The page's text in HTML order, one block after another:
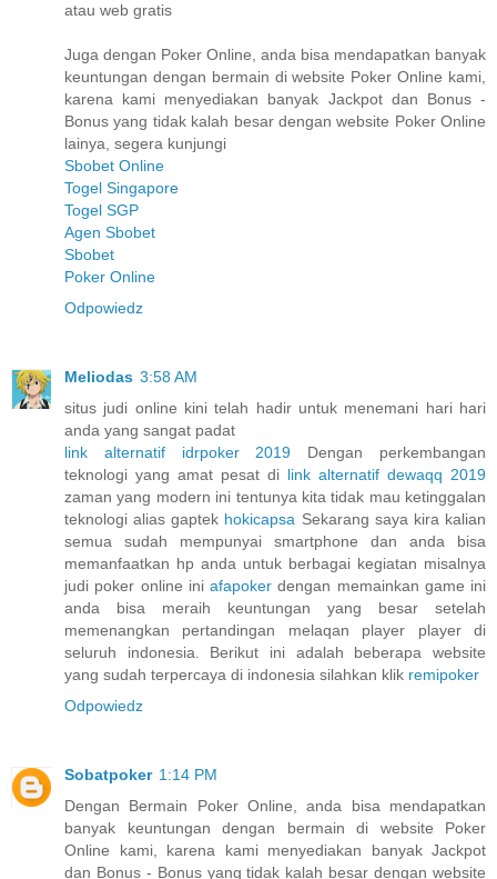
atau web gratis
Juga dengan Poker Online, anda bisa mendapatkan banyak
keuntungan dengan bermain di website Poker Online kami,
karena kami menyediakan banyak Jackpot dan Bonus -
Bonus yang tidak kalah besar dengan website Poker Online
lainya, segera kunjungi
Sbobet Online
Togel Singapore
Togel SGP
Agen Sbobet
Sbobet
Poker Online
Odpowiedz
Meliodas 3:58 AM
situs judi online kini telah hadir untuk menemani hari hari
anda yang sangat padat
link alternatif idrpoker 2019 Dengan perkembangan
teknologi yang amat pesat di link alternatif dewaqq 2019
zaman yang modern ini tentunya kita tidak mau ketinggalan
teknologi alias gaptek hokicapsa Sekarang saya kira kalian
semua sudah mempunyai smartphone dan anda bisa
memanfaatkan hp anda untuk berbagai kegiatan misalnya
judi poker online ini afapoker dengan memainkan game ini
anda bisa meraih keuntungan yang besar setelah
memenangkan pertandingan melaqan player player di
seluruh indonesia. Berikut ini adalah beberapa website
yang sudah terpercaya di indonesia silahkan klik remipoker
Odpowiedz
Sobatpoker 1:14 PM
Dengan Bermain Poker Online, anda bisa mendapatkan
banyak keuntungan dengan bermain di website Poker
Online kami, karena kami menyediakan banyak Jackpot
dan Bonus - Bonus yang tidak kalah besar dengan website